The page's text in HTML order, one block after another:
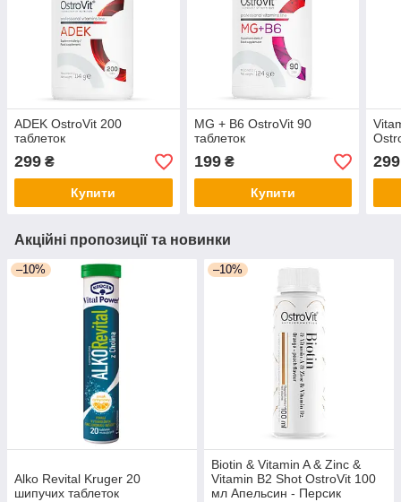
ADEK OstroVit 200
таблеток
299 ₴
Купити
MG + B6 OstroVit 90
таблеток
199₴
Купити
299
Акційні пропозиції та новинки
–10%
Alko Revital Kruger 20
шипучих таблеток
–10%
Biotin & Vitamin A & Zinc &
Vitamin B2 Shot OstroVit 100
мл Апельсин - Персик